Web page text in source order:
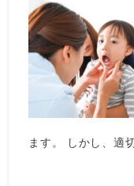
ます。 しかし、適